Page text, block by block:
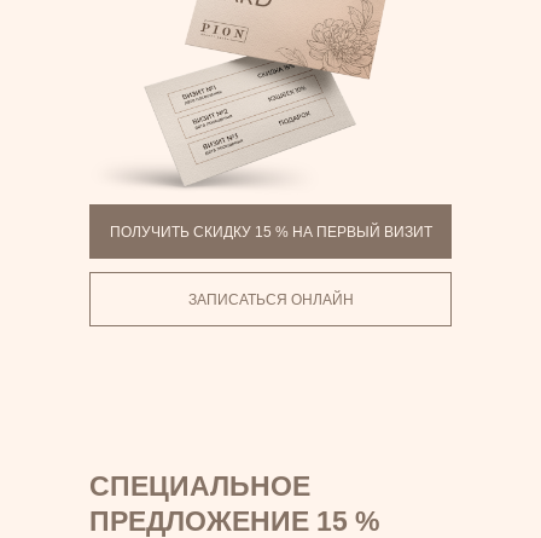
ПОЛУЧИТЬ СКИДКУ 15 % НА ПЕРВЫЙ ВИЗИТ
ЗАПИСАТЬСЯ ОНЛАЙН
СПЕЦИАЛЬНОЕ
ПРЕДЛОЖЕНИЕ 15 %